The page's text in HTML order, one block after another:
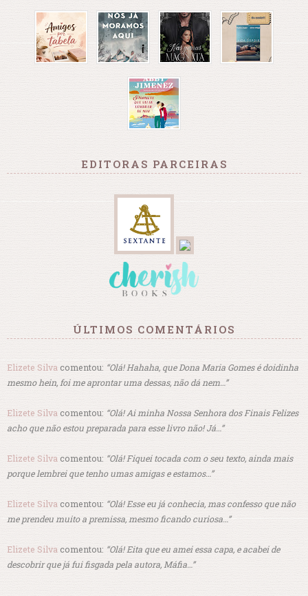
EDITORAS PARCEIRAS
ÚLTIMOS COMENTÁRIOS
Elizete Silva comentou: “Olá! Hahaha, que Dona Maria Gomes é doidinha
mesmo hein, foi me aprontar uma dessas, não dá nem…”
Elizete Silva comentou: “Olá! Ai minha Nossa Senhora dos Finais Felizes
acho que não estou preparada para esse livro não! Já…”
Elizete Silva comentou: “Olá! Fiquei tocada com o seu texto, ainda mais
porque lembrei que tenho umas amigas e estamos…”
Elizete Silva comentou: “Olá! Esse eu já conhecia, mas confesso que não
me prendeu muito a premissa, mesmo ficando curiosa…”
Elizete Silvacomentou: “Olá! Eita que eu amei essa capa, e acabei de
descobrir que já fui fisgada pela autora, Máfia…”